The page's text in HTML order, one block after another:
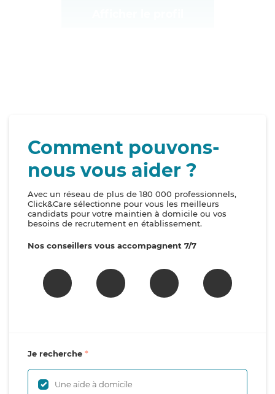
Comment pouvons-
nous vous aider ?
Avec un réseau de plus de 180 000 professionnels,
Click&Care sélectionne pour vous les meilleurs
candidats pour votre maintien à domicile ou vos
besoins de recrutement en établissement.
Nos conseillers vous accompagnent 7/7
Je recherche
Une aide à domicile